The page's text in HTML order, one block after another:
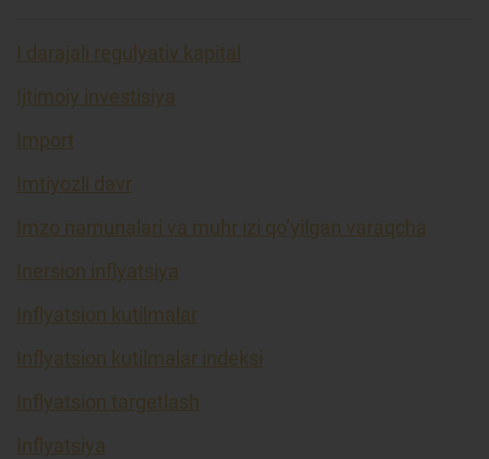
I darajali regulyativ kapital
Ijtimoiy investisiya
Import
Imtiyozli davr
Imzo namunalari va muhr izi qo’yilgan varaqcha
Inersion inflyatsiya
Inflyatsion kutilmalar
Inflyatsion kutilmalar indeksi
Inflyatsion targetlash
Inflyatsiya